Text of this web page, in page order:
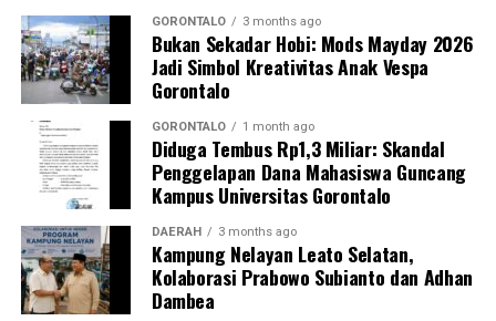
“Kehadiran mahasiswa mempercepat jangkauan skema
active case findingTBC yang dicanangkan pemerintah.
Sinergi multisektor antara perguruan tinggi, dinas
kesehatan, puskesmas, dan pemerintah desa seperti
inilah yang menjadi kunci sukses pembentukan
masyarakat sadar sehat,” jelas Dr. Vivien.
Masyarakat Desa Luwoo menyambut antusias agenda
terpadu ini. Ratusan warga memanfaatkan layanan
pemeriksaan kesehatan gratis sekaligus berkonsultasi
mengenai pola hidup bersih dan sehat (PHBS)
pencegahan tuberkulosis.
GORONTALO 3 months ago
Bukan Sekadar Hobi: Mods Mayday 2026
Jadi Simbol Kreativitas Anak Vespa
Gorontalo
GORONTALO 1 month ago
Diduga Tembus Rp1,3 Miliar: Skandal
Penggelapan Dana Mahasiswa Guncang
Kampus Universitas Gorontalo
DAERAH 3 months ago
Kampung Nelayan Leato Selatan,
Kolaborasi Prabowo Subianto dan Adhan
Dambea